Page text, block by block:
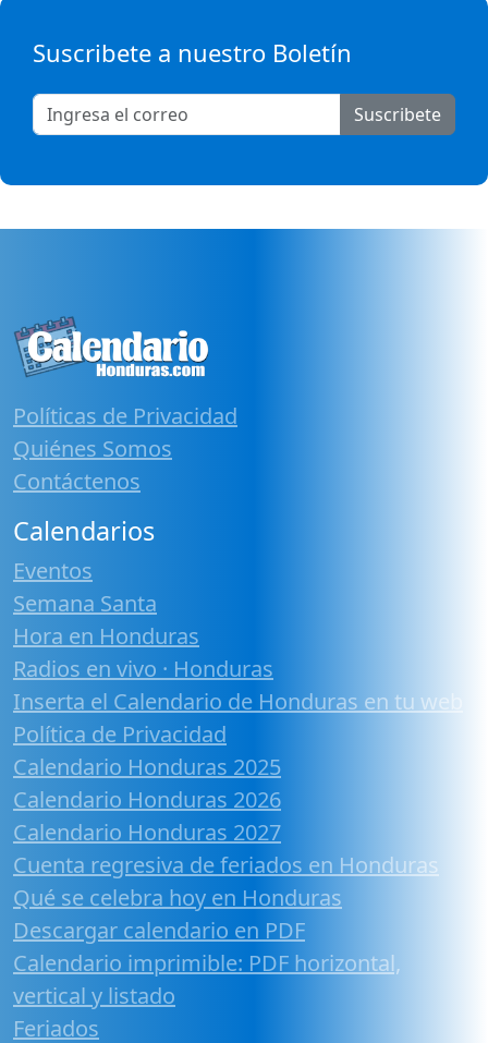
Suscribete a nuestro Boletín
Suscribete
Políticas de Privacidad
Quiénes Somos
Contáctenos
Calendarios
Eventos
Semana Santa
Hora en Honduras
Radios en vivo · Honduras
Inserta el Calendario de Honduras en tu web
Política de Privacidad
Calendario Honduras 2025
Calendario Honduras 2026
Calendario Honduras 2027
Cuenta regresiva de feriados en Honduras
Qué se celebra hoy en Honduras
Descargar calendario en PDF
Calendario imprimible: PDF horizontal,
vertical y listado
Feriados